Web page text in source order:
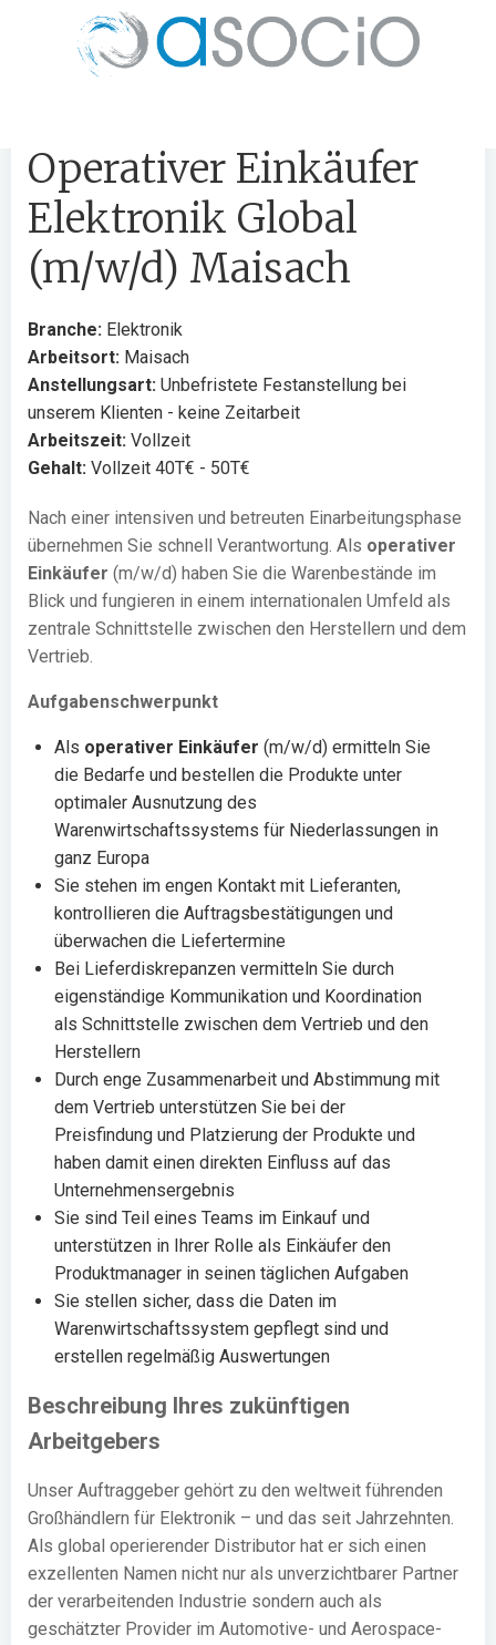
Zum
Inhalt
springen
Operativer Einkäufer
Elektronik Global
(m/w/d) Maisach
Branche: Elektronik
Arbeitsort: Maisach
Anstellungsart: Unbefristete Festanstellung bei
unserem Klienten - keine Zeitarbeit
Arbeitszeit: Vollzeit
Gehalt: Vollzeit 40T€ - 50T€
Nach einer intensiven und betreuten Einarbeitungsphase
übernehmen Sie schnell Verantwortung. Als operativer
Einkäufer (m/w/d) haben Sie die Warenbestände im
Blick und fungieren in einem internationalen Umfeld als
zentrale Schnittstelle zwischen den Herstellern und dem
Vertrieb.
Aufgabenschwerpunkt
Als operativer Einkäufer (m/w/d) ermitteln Sie
die Bedarfe und bestellen die Produkte unter
optimaler Ausnutzung des
Warenwirtschaftssystems für Niederlassungen in
ganz Europa
Sie stehen im engen Kontakt mit Lieferanten,
kontrollieren die Auftragsbestätigungen und
überwachen die Liefertermine
Bei Lieferdiskrepanzen vermitteln Sie durch
eigenständige Kommunikation und Koordination
als Schnittstelle zwischen dem Vertrieb und den
Herstellern
Durch enge Zusammenarbeit und Abstimmung mit
dem Vertrieb unterstützen Sie bei der
Preisfindung und Platzierung der Produkte und
haben damit einen direkten Einfluss auf das
Unternehmensergebnis
Sie sind Teil eines Teams im Einkauf und
unterstützen in Ihrer Rolle als Einkäufer den
Produktmanager in seinen täglichen Aufgaben
Sie stellen sicher, dass die Daten im
Warenwirtschaftssystem gepflegt sind und
erstellen regelmäßig Auswertungen
Beschreibung Ihres zukünftigen
Arbeitgebers
Unser Auftraggeber gehört zu den weltweit führenden
Großhändlern für Elektronik – und das seit Jahrzehnten.
Als global operierender Distributor hat er sich einen
exzellenten Namen nicht nur als unverzichtbarer Partner
der verarbeitenden Industrie sondern auch als
geschätzter Provider im Automotive- und Aerospace-